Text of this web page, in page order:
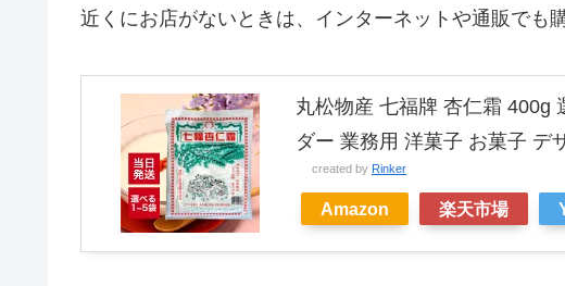
近くにお店がないときは、インターネットや通販でも
丸松物産 七福牌 杏仁霜 400g
ダー 業務用 洋菓子 お菓子 デ
created by Rinker
Amazon 楽天市場